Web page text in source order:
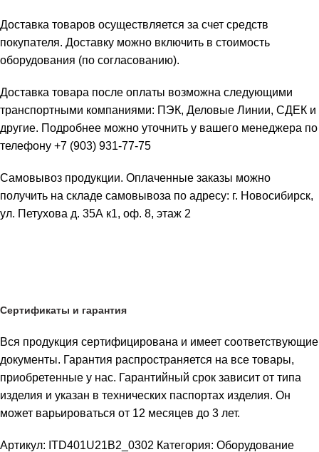
Доставка товаров осуществляется за счет средств
покупателя. Доставку можно включить в стоимость
оборудования (по согласованию).
Доставка товара после оплаты возможна следующими
транспортными компаниями: ПЭК, Деловые Линии, СДЕК и
другие. Подробнее можно уточнить у вашего менеджера по
телефону +7 (903) 931-77-75
Самовывоз продукции. Оплаченные заказы можно
получить на складе самовывоза по адресу: г. Новосибирск,
ул. Петухова д. 35А к1, оф. 8, этаж 2
Сертификаты и гарантия
Вся продукция сертифицирована и имеет соответствующие
документы. Гарантия распространяется на все товары,
приобретенные у нас. Гарантийный срок зависит от типа
изделия и указан в технических паспортах изделия. Он
может варьироваться от 12 месяцев до 3 лет.
Артикул: ITD401U21B2_0302 Категория: Оборудование